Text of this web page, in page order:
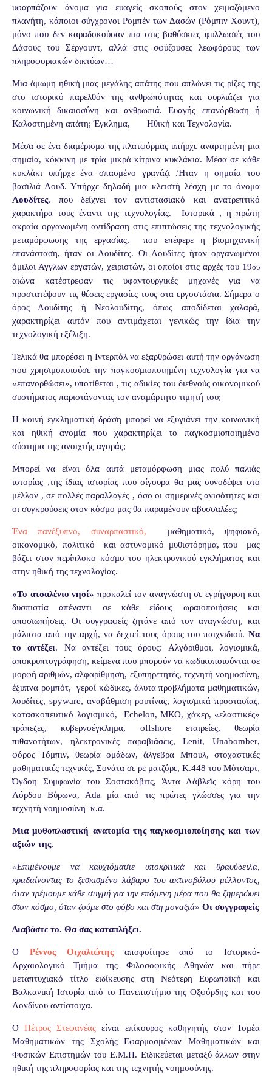
υφαρπάζουν άνομα για ευαγείς σκοπούς στον χειμαζόμενο
πλανήτη, κάποιοι σύγχρονοι Ρομπέν των Δασών (Ρόμπιν Χουντ),
μόνο που δεν καραδοκούσαν πια στις βαθύσκιες φυλλωσιές του
Δάσους του Σέργουντ, αλλά στις σφύζουσες λεωφόρους των
πληροφοριακών δικτύων…
Μια άμωμη ηθική μιας μεγάλης απάτης που απλώνει τις ρίζες της
στο ιστορικό παρελθόν της ανθρωπότητας και ουρλιάζει για
κοινωνική δικαιοσύνη και ανθρωπιά. Ευαγής επανόρθωση ή
Καλοστημένη απάτη; Έγκλημα,
Ηθική και Τεχνολογία.
Μέσα σε ένα διαμέρισμα της πλατφόρμας υπήρχε αναρτημένη μια
σημαία, κόκκινη με τρία μικρά κίτρινα κυκλάκια. Μέσα σε κάθε
κυκλάκι υπήρχε ένα σπασμένο γρανάζι .Ήταν η σημαία του
βασιλιά Λουδ. Υπήρχε δηλαδή μια κλειστή λέσχη με το όνομα
Λουδίτες, που δείχνει τον αντιστασιακό και ανατρεπτικό
χαρακτήρα τους έναντι της τεχνολογίας.
Ιστορικά , η πρώτη
ακραία οργανωμένη αντίδραση στις επιπτώσεις της τεχνολογικής
μεταμόρφωσης της εργασίας,
που επέφερε η βιομηχανική
επανάσταση, ήταν οι Λουδίτες. Οι Λουδίτες ήταν οργανωμένοι
όμιλοι Άγγλων εργατών, χειριστών, οι οποίοι στις αρχές του 19ου
αιώνα κατέστρεφαν τις υφαντουργικές μηχανές για να
προστατέψουν τις θέσεις εργασίες τους στα εργοστάσια. Σήμερα ο
όρος Λουδίτης ή Νεολουδίτης, όπως αποδίδεται χαλαρά,
χαρακτηρίζει αυτόν που αντιμάχεται γενικώς την ίδια την
τεχνολογική εξέλιξη.
Τελικά θα μπορέσει η Ιντερπόλ να εξαρθρώσει αυτή την οργάνωση
που χρησιμοποιούσε την παγκοσμιοποιημένη τεχνολογία για να
«επανορθώσει», υποτίθεται , τις αδικίες του διεθνούς οικονομικού
συστήματος παριστάνοντας τον αναμάρτητο τιμητή του;
Η κοινή εγκληματική δράση μπορεί να εξυγιάνει την κοινωνική
και ηθική ανομία που χαρακτηρίζει το παγκοσμιοποιημένο
σύστημα της ανοιχτής αγοράς;
Μπορεί να είναι όλα αυτά μεταμόρφωση μιας πολύ παλιάς
ιστορίας ,της ίδιας ιστορίας που σίγουρα θα μας συνοδέψει στο
μέλλον , σε πολλές παραλλαγές , όσο οι σημερινές ανισότητες και
οι συγκρούσεις στον κόσμο μας θα παραμένουν αβυσσαλέες;
Ένα πανέξυπνο, συναρπαστικό,
μαθηματικό, ψηφιακό,
οικονομικό, πολιτικό
και αστυνομικό μυθιστόρημα, που
μας
βάζει στον περίπλοκο κόσμο του ηλεκτρονικού εγκλήματος και
στην ηθική της τεχνολογίας.
«Το ατσαλένιο νησί» προκαλεί τον αναγνώστη σε εγρήγορση και
δυσπιστία απέναντι σε κάθε είδους ωραιοποιήσεις και
αποσιωπήσεις. Οι συγγραφείς ζητάνε από τον αναγνώστη, και
μάλιστα από την αρχή, να δεχτεί τους όρους του παιχνιδιού. Να
το αντέξει. Να αντέξει τους όρους: Αλγόριθμοι, λογισμικά,
αποκρυπτογράφηση, κείμενα που μπορούν να κωδικοποιούνται σε
μορφή αριθμών, αλφαρίθμηση, εξυπηρετητές, τεχνητή νοημοσύνη,
έξυπνα ρομπότ,
γεροί κώδικες, άλυτα προβλήματα μαθηματικών,
λουδίτες, spyware, αναβάθμιση ρουτίνας, λογισμικά προστασίας,
κατασκοπευτικό λογισμικό,
Echelon, ΜΚΟ, χάκερ, «ελαστικές»
τράπεζες, κυβερνοέγκλημα, offshore
εταιρείες, θεωρία
πιθανοτήτων, ηλεκτρονικές παραβιάσεις,Lenit, Unabomber,
φόρος Τόμπιν, θεωρία ομάδων, άλγεβρα Μπουλ, στοχαστικές
μαθηματικές τεχνικές, Σονάτα σε ρε ματζόρε, Κ.448 του Μότσαρτ,
Όγδοη Συμφωνία του Σοστακόβιτς, Άντα Λάβλεϊς κόρη του
Λόρδου Βύρωνα, Ada μία από τις πρώτες γλώσσες για την
τεχνητή νοημοσύνη κ.α.
Μια μυθοπλαστική ανατομία της παγκοσμιοποίησης και των
αξιών της.
«Επιμένουμε να καυχιόμαστε υποκριτικά και θρασύδειλα,
κραδαίνοντας το ξεσκισμένο λάβαρο του ακτινοβόλου μέλλοντος,
όταν τρέμουμε κάθε στιγμή για την επόμενη μέρα που θα ξημερώσει
στον κόσμο, όταν ζούμε στο φόβο και στη μοναξιά» Οι συγγραφείς
Διαβάστε το. Θα σας καταπλήξει.
Ο Ρέννος Οιχαλιώτης
αποφοίτησε από το Ιστορικό-
Αρχαιολογικό Τμήμα της Φιλοσοφικής Αθηνών και πήρε
μεταπτυχιακό τίτλο ειδίκευσης στη Νεότερη Ευρωπαϊκή και
Βαλκανική Ιστορία από το Πανεπιστήμιο της Οξφόρδης και του
Λονδίνου αντίστοιχα.
Ο Πέτρος Στεφανέας είναι επίκουρος καθηγητής στον Τομέα
Μαθηματικών της Σχολής Εφαρμοσμένων Μαθηματικών και
Φυσικών Επιστημών του Ε.Μ.Π. Ειδικεύεται μεταξύ άλλων στην
ηθική της πληροφορίας και της τεχνητής νοημοσύνης.